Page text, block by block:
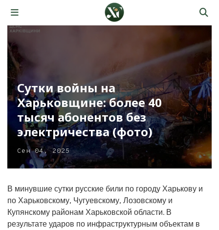
Сутки войны на
Харьковщине: более 40
тысяч абонентов без
электричества (фото)
Сен 04, 2025
В минувшие сутки русские били по городу Харькову и
по Харьковскому, Чугуевскому, Лозовскому и
Купянскому районам Харьковской области. В
результате ударов по инфраструктурным объектам в